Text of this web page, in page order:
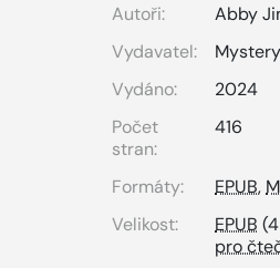
Autoři:
Abby
Vydavatel:
Vydáno:
2024
Počet
stran:
416
Formáty: EPUB,
Velikost:
EPUB
pro